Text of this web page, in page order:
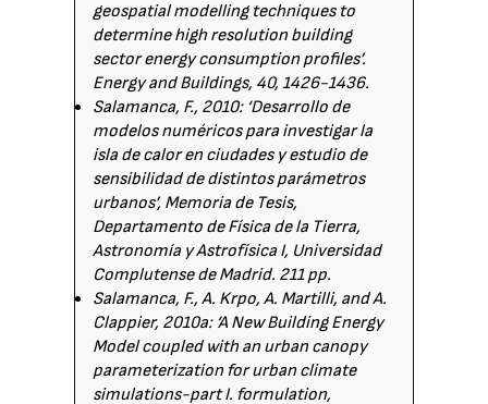
geospatial modelling techniques to
determine high resolution building
sector energy consumption profiles’.
Energy and Buildings, 40, 1426-1436.
Salamanca, F., 2010: ‘Desarrollo de
modelos numéricos para investigar la
isla de calor en ciudades y estudio de
sensibilidad de distintos parámetros
urbanos’, Memoria de Tesis,
Departamento de Física de la Tierra,
Astronomía y Astrofísica I, Universidad
Complutense de Madrid. 211 pp.
Salamanca, F., A. Krpo, A. Martilli, and A.
Clappier, 2010a: ‘A New Building Energy
Model coupled with an urban canopy
parameterization for urban climate
simulations-part I. formulation,